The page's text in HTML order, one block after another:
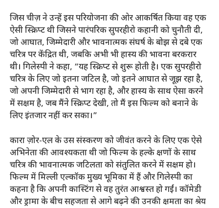
जिस चीज़ ने उन्हें इस परियोजना की ओर आकर्षित किया वह एक
ऐसी स्क्रिप्ट थी जिसने पारंपरिक सुपरहीरो कहानी को चुनौती दी,
जो आघात, जिम्मेदारी और भावनात्मक संघर्ष के बोझ से दबे एक
चरित्र पर केंद्रित थी, जबकि अभी भी हास्य की भावना बरकरार
थी। गिलेस्पी ने कहा, “यह स्क्रिप्ट से शुरू होती है। एक सुपरहीरो
चरित्र के लिए जो इतना जटिल है, जो इतने आघात से जूझ रहा है,
जो अपनी जिम्मेदारी से भाग रहा है, और हास्य के साथ ऐसा करने
में सक्षम है, जब मैंने स्क्रिप्ट देखी, तो मैं इस फिल्म को बनाने के
लिए इंतजार नहीं कर सका।”
कारा ज़ोर-एल के उस संस्करण को जीवंत करने के लिए एक ऐसे
अभिनेता की आवश्यकता थी जो फिल्म के हल्के क्षणों के साथ
चरित्र की भावनात्मक जटिलता को संतुलित करने में सक्षम हो।
फिल्म में मिल्ली एल्कॉक मुख्य भूमिका में हैं और गिलेस्पी का
कहना है कि अपनी कास्टिंग से वह तुरंत आश्वस्त हो गईं। कॉमेडी
और ड्रामा के बीच सहजता से आगे बढ़ने की उनकी क्षमता का श्रेय